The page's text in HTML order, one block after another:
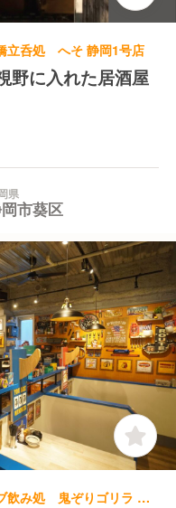
立呑処 へそ 静岡1号店
野に入れた居酒屋
県
市葵区
焼き鳥, 居酒屋 | 店長・店長候補 | ガブ飲み処 鬼ぞりゴリラ 浜松店